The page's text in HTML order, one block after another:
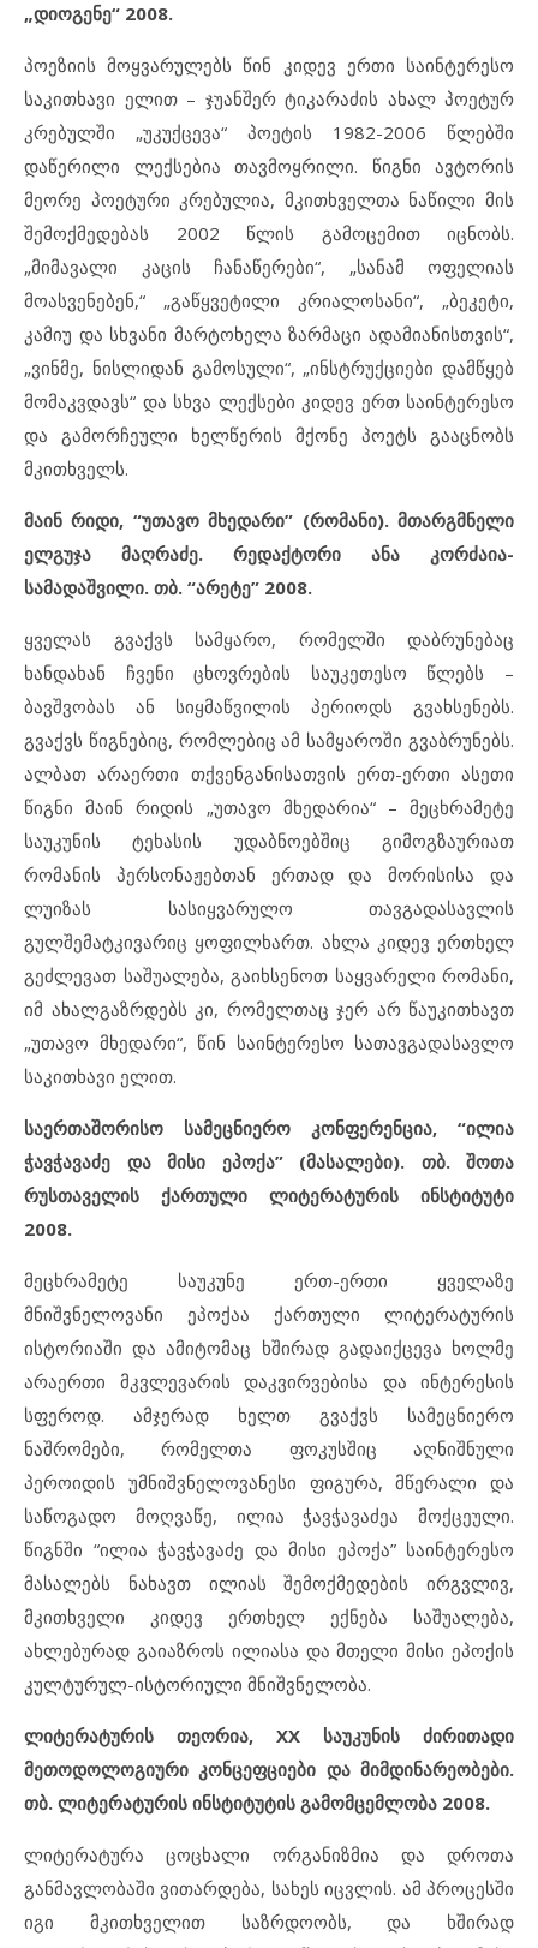
„დიოგენე“ 2008.
პოეზიის მოყვარულებს წინ კიდევ ერთი საინტერესო
საკითხავი ელით – ჯუანშერ ტიკარაძის ახალ პოეტურ
კრებულში „უკუქცევა“ პოეტის 1982-2006 წლებში
დაწერილი ლექსებია თავმოყრილი. წიგნი ავტორის
მეორე პოეტური კრებულია, მკითხველთა ნაწილი მის
შემოქმედებას 2002 წლის გამოცემით იცნობს.
„მიმავალი კაცის ჩანაწერები“, „სანამ ოფელიას
მოასვენებენ,“ „გაწყვეტილი კრიალოსანი“, „ბეკეტი,
კამიუ და სხვანი მარტოხელა ზარმაცი ადამიანისთვის“,
„ვინმე, ნისლიდან გამოსული“, „ინსტრუქციები დამწყებ
მომაკვდავს“ და სხვა ლექსები კიდევ ერთ საინტერესო
და გამორჩეული ხელწერის მქონე პოეტს გააცნობს
მკითხველს.
მაინ რიდი, “უთავო მხედარი” (რომანი). მთარგმნელი
ელგუჯა მაღრაძე. რედაქტორი ანა კორძაია-
სამადაშვილი. თბ. “არეტე” 2008.
ყველას გვაქვს სამყარო, რომელში დაბრუნებაც
ხანდახან ჩვენი ცხოვრების საუკეთესო წლებს –
ბავშვობას ან სიყმაწვილის პერიოდს გვახსენებს.
გვაქვს წიგნებიც, რომლებიც ამ სამყაროში გვაბრუნებს.
ალბათ არაერთი თქვენგანისათვის ერთ-ერთი ასეთი
წიგნი მაინ რიდის „უთავო მხედარია“ – მეცხრამეტე
საუკუნის ტეხასის უდაბნოებშიც გიმოგზაურიათ
რომანის პერსონაჟებთან ერთად და მორისისა და
ლუიზას სასიყვარულო თავგადასავლის
გულშემატკივარიც ყოფილხართ. ახლა კიდევ ერთხელ
გეძლევათ საშუალება, გაიხსენოთ საყვარელი რომანი,
იმ ახალგაზრდებს კი, რომელთაც ჯერ არ წაუკითხავთ
„უთავო მხედარი“, წინ საინტერესო სათავგადასავლო
საკითხავი ელით.
საერთაშორისო სამეცნიერო კონფერენცია, “ილია
ჭავჭავაძე და მისი ეპოქა” (მასალები). თბ. შოთა
რუსთაველის ქართული ლიტერატურის ინსტიტუტი
2008.
მეცხრამეტე საუკუნე ერთ-ერთი ყველაზე
მნიშვნელოვანი ეპოქაა ქართული ლიტერატურის
ისტორიაში და ამიტომაც ხშირად გადაიქცევა ხოლმე
არაერთი მკვლევარის დაკვირვებისა და ინტერესის
სფეროდ. ამჯერად ხელთ გვაქვს სამეცნიერო
ნაშრომები, რომელთა ფოკუსშიც აღნიშნული
პეროიდის უმნიშვნელოვანესი ფიგურა, მწერალი და
საწოგადო მოღვაწე, ილია ჭავჭავაძეა მოქცეული.
წიგნში “ილია ჭავჭავაძე და მისი ეპოქა” საინტერესო
მასალებს ნახავთ ილიას შემოქმედების ირგვლივ,
მკითხველი კიდევ ერთხელ ექნება საშუალება,
ახლებურად გაიაზროს ილიასა და მთელი მისი ეპოქის
კულტურულ-ისტორიული მნიშვნელობა.
ლიტერატურის თეორია, XX საუკუნის ძირითადი
მეთოდოლოგიური კონცეფციები და მიმდინარეობები.
თბ. ლიტერატურის ინსტიტუტის გამომცემლობა 2008.
ლიტერატურა ცოცხალი ორგანიზმია და დროთა
განმავლობაში ვითარდება, სახეს იცვლის. ამ პროცესში
იგი მკითხველით საზრდოობს, და ხშირად